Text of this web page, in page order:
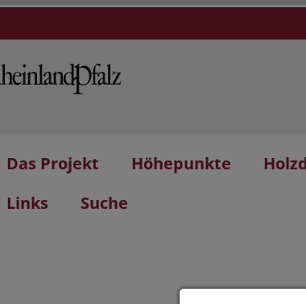
Das Projekt Höhepunkte
Links
Suche